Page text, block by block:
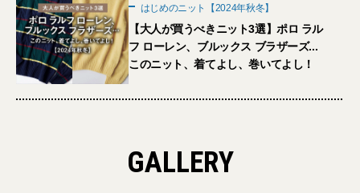
はじめのニット【2024年秋冬】
【大人が買うべきニット3選】ポロ ラル
フ ローレン、ブルックス ブラザーズ...
このニット、着てよし、巻いてよし！
GALLERY